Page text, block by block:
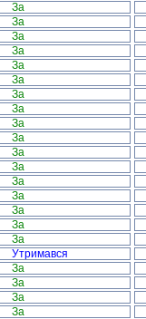
За
За
За
За
За
За
За
За
За
За
За
За
За
За
За
За
За
Утримався
За
За
За
За